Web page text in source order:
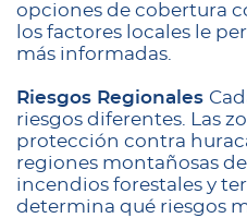
opciones de cobertura
los factores locales le
más informadas.
Riesgos Regionales
riesgos diferentes. Las
protección contra
regiones montañosas
incendios forestales y
determina qué riesgos